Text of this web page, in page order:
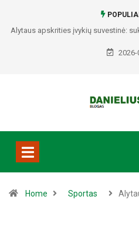
Alytaus apskrities įvykių suvestinė:
– policijos gaudynės, Varėnos
2026-
Home Sportas